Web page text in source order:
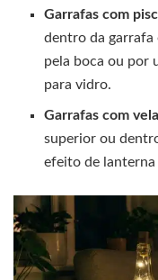
Garrafas com
dentro da garrafa
pela boca ou por
para vidro.
Garrafas com
superior ou
efeito de